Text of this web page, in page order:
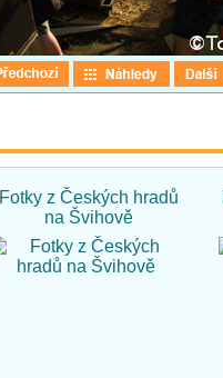
Fotky z Českých hradů
na Švihově